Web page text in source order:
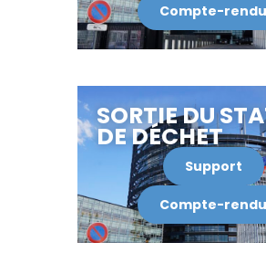
Compte-rendu
SORTIE DU
DE DÉCHET
Support
Compte-rendu